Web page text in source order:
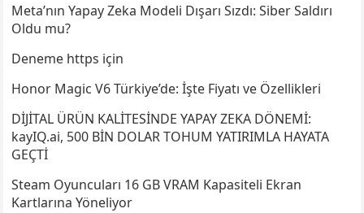
Meta’nın Yapay Zeka Modeli Dışarı Sızdı: Siber Saldırı
Oldu mu?
Deneme https için
Honor Magic V6 Türkiye’de: İşte Fiyatı ve Özellikleri
DİJİTAL ÜRÜN KALİTESİNDE YAPAY ZEKA DÖNEMİ:
kayIQ.ai, 500 BİN DOLAR TOHUM YATIRIMLA HAYATA
GEÇTİ
Steam Oyuncuları 16 GB VRAM Kapasiteli Ekran
Kartlarına Yöneliyor